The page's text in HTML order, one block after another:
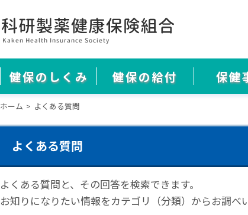
健保のしくみ 健保の給付 保健
ホーム よくある質問
よくある質問
よくある質問と、その回答を検索できます。
お知りになりたい情報をカテゴリ（分類）からお調べ